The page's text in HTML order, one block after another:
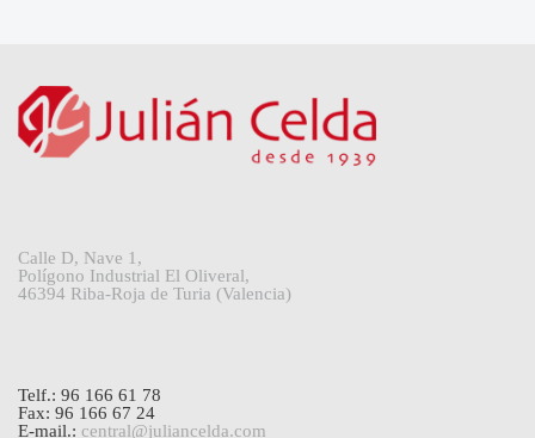
Calle D, Nave 1,
Polígono Industrial El Oliveral,
46394 Riba-Roja de Turia (Valencia)
Telf.: 96 166 61 78
Fax: 96 166 67 24
E-mail.: central@juliancelda.com